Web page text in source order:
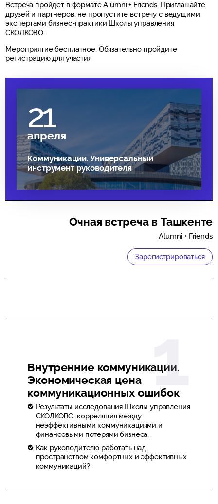
Встреча пройдет в формате Alumni + Friends. Приглашайте
друзей и партнеров, не пропустите встречу с ведущими
экспертами бизнес-практики Школы управления
СКОЛКОВО.
Мероприятие бесплатное. Обязательно пройдите
регистрацию для участия.
21
апреля
Коммуникации. Универсальный
инструмент руководителя
Очная встреча в Ташкенте
Alumni + Friends
Зарегистрироваться
Внутренние коммуникации.
Экономическая цена
коммуникационных ошибок
Результаты исследования Школы управления
СКОЛКОВО: корреляция между
неэффективными коммуникациями и
финансовыми потерями бизнеса.
Как руководителю работать над
пространством комфортных и эффективных
коммуникаций?